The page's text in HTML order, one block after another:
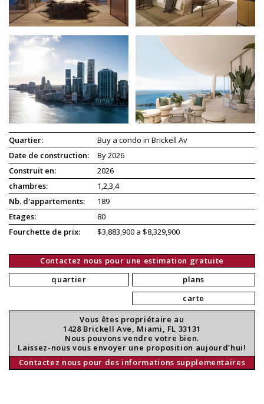
Quartier:
Buy a condo in Brickell Av
Date de construction:
By 2026
Construit en:
2026
chambres:
1,2,3,4
Nb. d'appartements:
189
Etages:
80
Fourchette de prix:
$3,883,900 a $8,329,900
Contactez nous pour une estimation gratuite
quartier
plans
carte
Vous êtes propriétaire au
1428 Brickell Ave, Miami, FL 33131
Nous pouvons vendre votre bien.
Laissez-nous vous envoyer une proposition aujourd'hui!
Contactez nous pour des informations supplementaires